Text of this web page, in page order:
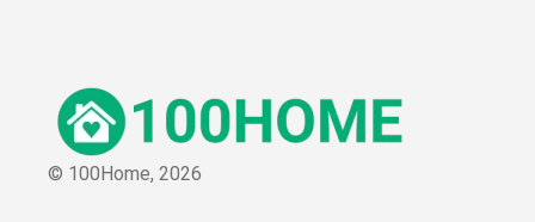
© 100Home, 2026